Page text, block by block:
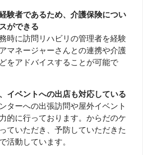
験者であるため、介護保険につい
ができる
時に訪問リハビリの管理者を経験
マネージャーさんとの連携や介護
をアドバイスすることが可能で
イベントへの出店も対応している
ターへの出張訪問や屋外イベント
的に行っております。からだのケ
ていただき、予防していただきた
活動しています。